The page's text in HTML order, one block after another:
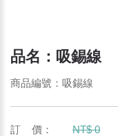
品名：吸錫線
商品編號：吸錫線
訂 價：
NT$ 0